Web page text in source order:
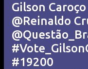
Gilson
@Reinaldo
#19200